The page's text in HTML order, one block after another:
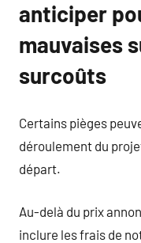
anticiper
mauvaises
surcoûts
Certains pièges
déroulement du
départ.
Au-delà du prix
inclure les frais de